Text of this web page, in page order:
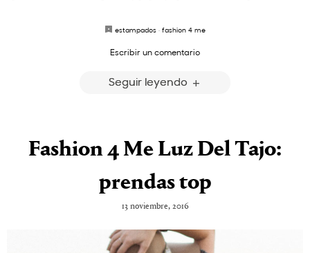
estampados · fashion 4 me
Escribir un comentario
Seguir leyendo
Fashion 4 Me Luz Del Tajo:
prendas top
13 noviembre, 2016